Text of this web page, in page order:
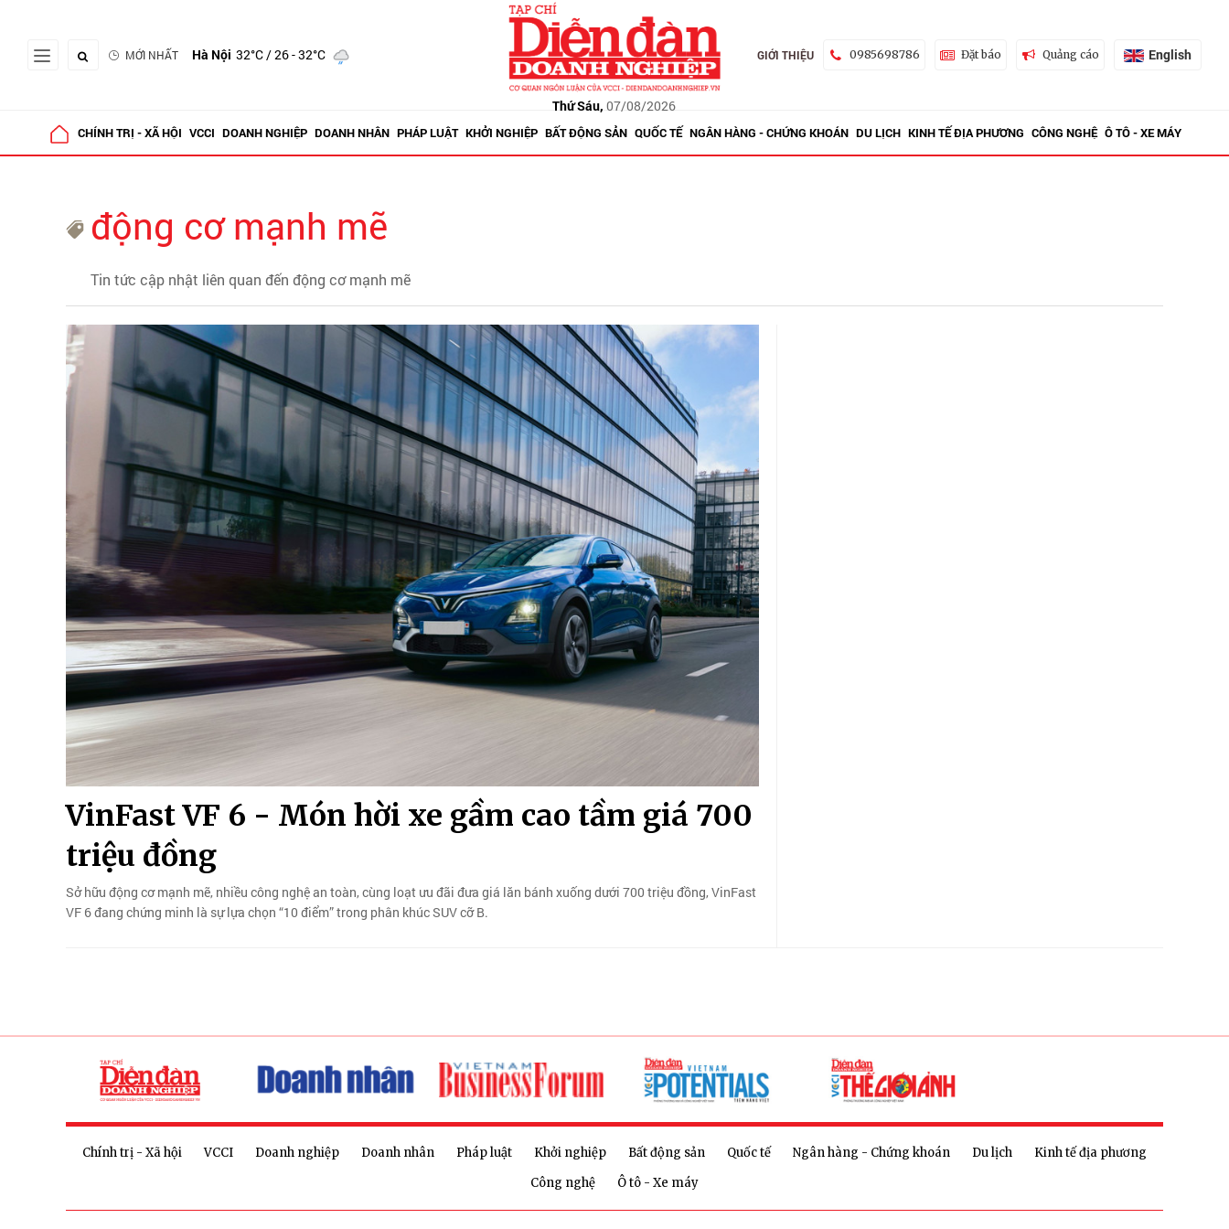
MỚI NHẤT Hà Nội 32°C/ 26 - 32°C
Thứ Sáu, 07/08/2026
GIỚI THIỆU 0985698786 Đặt báo Quảng cáo English
CHÍNH TRỊ - XÃ HỘI VCCI DOANH NGHIỆP DOANH NHÂN PHÁP LUẬT KHỞI NGHIỆP BẤT ĐỘNG SẢN QUỐC TẾ NGÂN HÀNG - CHỨNG KHOÁN DU LỊCH KINH TẾ ĐỊA PHƯƠNG CÔNG NGHỆ Ô TÔ - XE MÁY
động cơ mạnh mẽ
Tin tức cập nhật liên quan đến động cơ mạnh mẽ
VinFast VF 6 - Món hời xe gầm cao tầm giá 700
triệu đồng
Sở hữu động cơ mạnh mẽ, nhiều công nghệ an toàn, cùng loạt ưu đãi đưa giá lăn bánh xuống dưới 700 triệu đồng, VinFast
VF 6 đang chứng minh là sự lựa chọn “10 điểm” trong phân khúc SUV cỡ B.
Chính trị - Xã hội VCCI Doanh nghiệp Doanh nhân Pháp luật Khởi nghiệp Bất động sản Quốc tế Ngân hàng - Chứng khoán Du lịch
Kinh tế địa phương
Công nghệ
Ô tô - Xe máy